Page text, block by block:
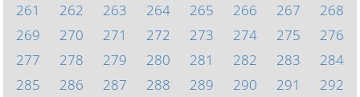
261
262 263 264 265 266 267
268
269
270 271 272 273 274 275
276
277
278 279 280 281 282 283
284
285
286 287 288 289 290 291
292